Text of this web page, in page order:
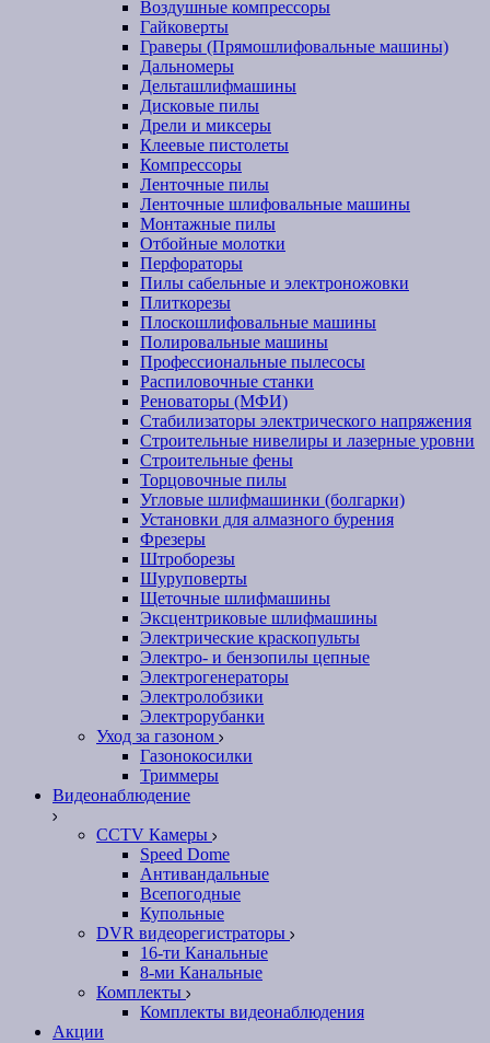
Воздушные компрессоры
Гайковерты
Граверы (Прямошлифовальные машины)
Дальномеры
Дельташлифмашины
Дисковые пилы
Дрели и миксеры
Клеевые пистолеты
Компрессоры
Ленточные пилы
Ленточные шлифовальные машины
Монтажные пилы
Отбойные молотки
Перфораторы
Пилы сабельные и электроножовки
Плиткорезы
Плоскошлифовальные машины
Полировальные машины
Профессиональные пылесосы
Распиловочные станки
Реноваторы (МФИ)
Стабилизаторы электрического напряжения
Строительные нивелиры и лазерные уровни
Строительные фены
Торцовочные пилы
Угловые шлифмашинки (болгарки)
Установки для алмазного бурения
Фрезеры
Штроборезы
Шуруповерты
Щеточные шлифмашины
Эксцентриковые шлифмашины
Электрические краскопульты
Электро- и бензопилы цепные
Электрогенераторы
Электролобзики
Электрорубанки
Уход за газоном
Газонокосилки
Триммеры
Видеонаблюдение
CCTV Камеры
Speed Dome
Антивандальные
Всепогодные
Купольные
DVR видеорегистраторы
16-ти Канальные
8-ми Канальные
Комплекты
Комплекты видеонаблюдения
Акции